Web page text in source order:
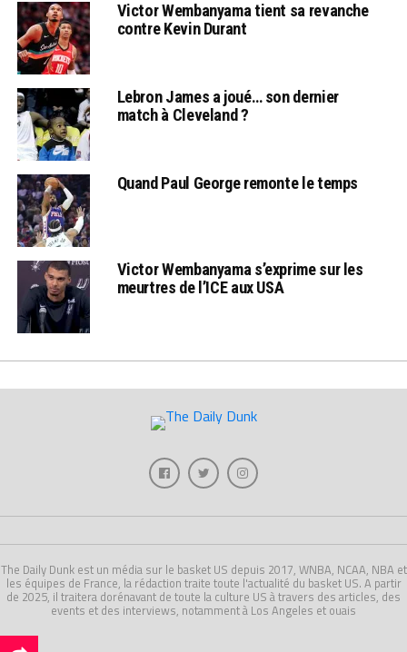
Victor Wembanyama tient sa revanche
contre Kevin Durant
Lebron James a joué… son dernier
match à Cleveland ?
Quand Paul George remonte le temps
Victor Wembanyama s’exprime sur les
meurtres de l’ICE aux USA
The Daily Dunk est un média sur le basket US depuis 2017, WNBA, NCAA, NBA et
les équipes de France, la rédaction traite toute l'actualité du basket US. A partir
de 2025, il traitera dorénavant de toute la culture US à travers des articles, des
events et des interviews, notamment à Los Angeles et ouais